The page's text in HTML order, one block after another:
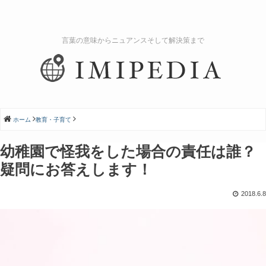
言葉の意味からニュアンスそして解決策まで
ホーム 教育・子育て
幼稚園で怪我をした場合の責任は誰？
疑問にお答えします！
2018.6.8